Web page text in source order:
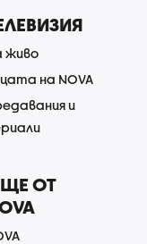
живо
на NOVA
и
ОТ